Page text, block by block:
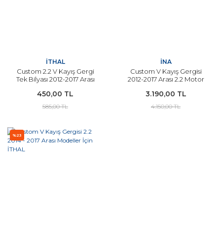
İTHAL
Custom 2.2 V Kayış Gergi
Tek Bilyası 2012-2017 Arası
450,00 TL
585,00 TL
İNA
Custom V Kayış Gergisi
2012-2017 Arası 2.2 Motor
3.190,00 TL
4.150,00 TL
%23